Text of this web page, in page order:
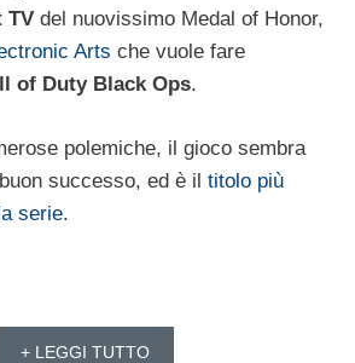
TV del nuovissimo Medal of Honor,
Arts che vuole fare
of Duty Black Ops.
polemiche, il gioco sembra
successo, ed è il titolo più
serie.
+ LEGGI TUTTO